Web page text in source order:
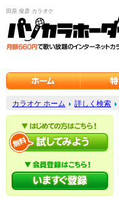
田原 俊彦 カラオケ
カラオケ ホーム 詳しく検索